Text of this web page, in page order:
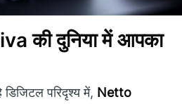
की दुनिया में आपका
डिजिटल परिदृश्य में, Netto